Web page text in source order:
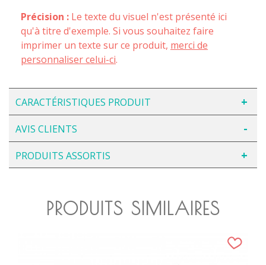
Précision : Le texte du visuel n'est présenté ici
qu'à titre d'exemple. Si vous souhaitez faire
imprimer un texte sur ce produit, merci de
personnaliser celui-ci.
CARACTÉRISTIQUES PRODUIT
AVIS CLIENTS
PRODUITS ASSORTIS
PRODUITS SIMILAIRES